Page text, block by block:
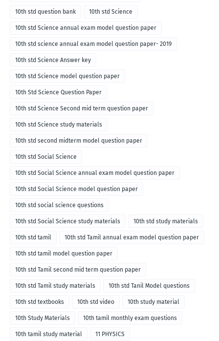
10th std question bank 10th std Science
10th std Science annual exam model question paper
10th std science annual exam model question paper- 2019
10th std Science Answer key
10th std Science model question paper
10th Std Science Question Paper
10th std Science Second mid term question paper
10th std Science study materials
10th std second midterm model question paper
10th std Social Science
10th std Social Science annual exam model question paper
10th std Social Science model question paper
10th std social science questions
10th std Social Science study materials 10th std study materials
10th std tamil 10th std Tamil annual exam model question paper
10th std tamil model question paper
10th std Tamil second mid term question paper
10th std Tamil study materials 10th std Tanil Model questions
10th std textbooks 10th std video 10th study material
10th Study Materials 10th tamil monthly exam questions
10th tamil study material 11 PHYSICS